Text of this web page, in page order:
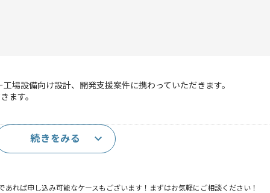
場設備向け設計、開発支援案件に携わっていただきます。
ます。
れば申し込み可能なケースもございます！まずはお気軽にご相談ください！
続きをみる